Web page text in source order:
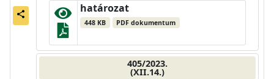
share határozat
448 KB PDF dokumentum
405/2023.
(XII.14.)